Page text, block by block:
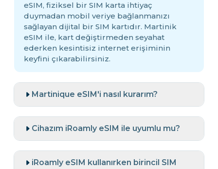
eSIM, fiziksel bir SIM karta ihtiyaç
duymadan mobil veriye bağlanmanızı
sağlayan dijital bir SIM kartıdır. Martinik
eSIM ile, kart değiştirmeden seyahat
ederken kesintisiz internet erişiminin
keyfini çıkarabilirsiniz.
Martinique eSIM'i nasıl kurarım?
Cihazım iRoamly eSIM ile uyumlu mu?
iRoamly eSIM kullanırken birincil SIM